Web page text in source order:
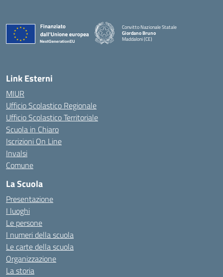
Convitto Nazionale Statale
Giordano Bruno
Maddaloni (CE)
Link Esterni
MIUR
Ufficio Scolastico Regionale
Ufficio Scolastico Territoriale
Scuola in Chiaro
Iscrizioni On Line
Invalsi
Comune
La Scuola
Presentazione
I luoghi
Le persone
I numeri della scuola
Le carte della scuola
Organizzazione
La storia